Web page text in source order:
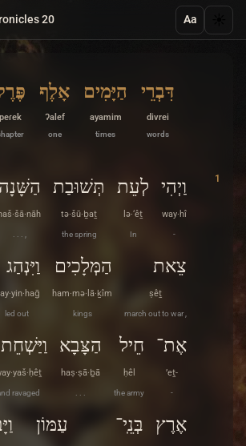
20 Aa
דִּבְרֵי
divrei
words
הַיָּמִים
ayamim
times
אָלֶף
ʔalef
one
peɾek
1 וַיְהִי
way·hî
-
לְעֵת
lə·‘êṯ
In
תְּשׁוּבַת
tə·šū·ḇaṯ
the spring
הַשָּׁנָה
. . . ,
צֵאת
ṣêṯ
march out to war ,
הַמְּלָכִים
ham·mə·lā·ḵîm
kings
וַיִּנְהַג
led out
אֶת־
’eṯ-
-
חֵיל
ḥêl
the army
הַצָּבָא
haṣ·ṣā·ḇā
. . .
וַיַּשְׁחֵת׀
ravaged
אֶרֶץ בְּנֵֽי־ עַמּוֹן